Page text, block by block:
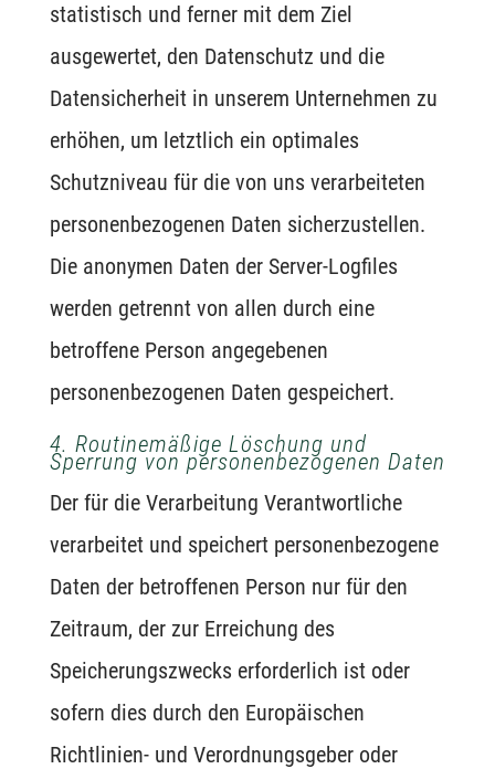
statistisch und ferner mit dem Ziel
ausgewertet, den Datenschutz und die
Datensicherheit in unserem Unternehmen zu
erhöhen, um letztlich ein optimales
Schutzniveau für die von uns verarbeiteten
personenbezogenen Daten sicherzustellen.
Die anonymen Daten der Server-Logfiles
werden getrennt von allen durch eine
betroffene Person angegebenen
personenbezogenen Daten gespeichert.
4. Routinemäßige Löschung und
Sperrung von personenbezogenen Daten
Der für die Verarbeitung Verantwortliche
verarbeitet und speichert personenbezogene
Daten der betroffenen Person nur für den
Zeitraum, der zur Erreichung des
Speicherungszwecks erforderlich ist oder
sofern dies durch den Europäischen
Richtlinien- und Verordnungsgeber oder